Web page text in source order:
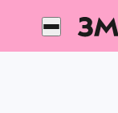
Перейти